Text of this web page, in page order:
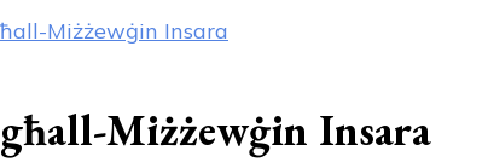
Miżżewġin Insara
Miżżewġin Insara